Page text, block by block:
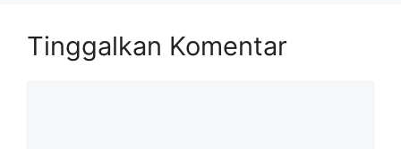
Tinggalkan Komentar